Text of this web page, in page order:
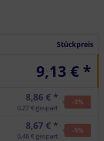
Stückpreis
9,13 € *
8,86 € *
0,27 € gespart
-3%
8,67 € *
0,46 € gespart
-5%